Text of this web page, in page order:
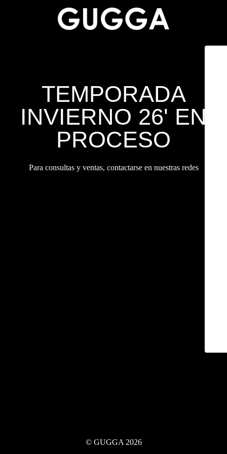
TEMPORADA
INVIERNO 26' EN
PROCESO
Para consultas y ventas, contactarse en nuestras redes
© GUGGA 2026